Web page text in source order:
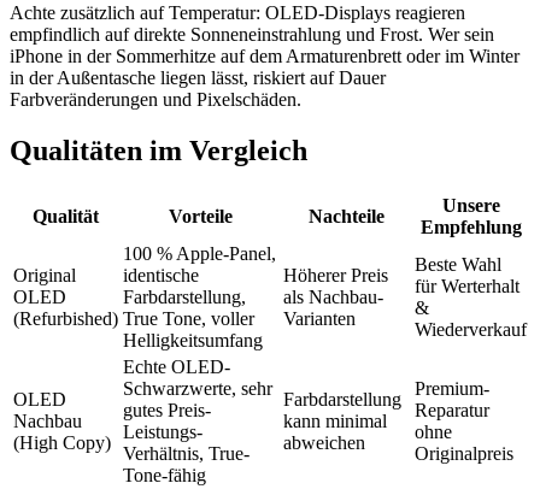
Achte zusätzlich auf Temperatur: OLED-Displays reagieren
empfindlich auf direkte Sonneneinstrahlung und Frost. Wer sein
iPhone in der Sommerhitze auf dem Armaturenbrett oder im Winter
in der Außentasche liegen lässt, riskiert auf Dauer
Farbveränderungen und Pixelschäden.
Qualitäten im Vergleich
Qualität Vorteile Nachteile
Unsere
Empfehlung
Original
OLED
(Refurbished)
100 % Apple-Panel,
identische
Farbdarstellung,
True Tone, voller
Helligkeitsumfang
Höherer Preis
als Nachbau-
Varianten
Beste Wahl
für Werterhalt
&
Wiederverkauf
OLED
Nachbau
(High Copy)
Echte OLED-
Schwarzwerte, sehr
gutes Preis-
Leistungs-
Verhältnis, True-
Tone-fähig
Farbdarstellung
kann minimal
abweichen
Premium-
Reparatur
ohne
Originalpreis